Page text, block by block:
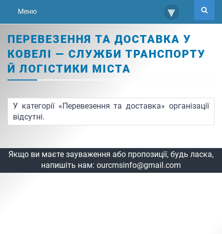
Меню ▾
ПЕРЕВЕЗЕННЯ ТА ДОСТАВКА У
КОВЕЛІ — СЛУЖБИ ТРАНСПОРТУ
Й ЛОГІСТИКИ МІСТА
У категорії «Перевезення та доставка» організації
відсутні.
Якщо ви маєте зауваження або пропозиції, будь ласка,
напишіть нам: ourcmsinfo@gmail.com